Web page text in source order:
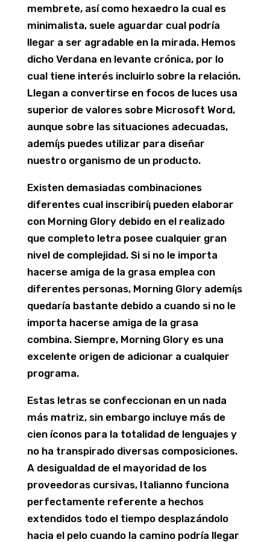
membrete, así­ como hexaedro la cual es
minimalista, suele aguardar cual podrí­a
llegar a ser agradable en la mirada. Hemos
dicho Verdana en levante crónica, por lo
cual tiene interés incluirlo sobre la relación.
Llegan a convertirse en focos de luces usa
superior de valores sobre Microsoft Word,
aunque sobre las situaciones adecuadas,
ademí¡s puedes utilizar para diseñar
nuestro organismo de un producto.
Existen demasiadas combinaciones
diferentes cual inscribirí¡ pueden elaborar
con Morning Glory debido en el realizado
que completo letra posee cualquier gran
nivel de complejidad. Si si no le importa
hacerse amiga de la grasa emplea con
diferentes personas, Morning Glory ademí¡s
quedaría bastante debido a cuando si no le
importa hacerse amiga de la grasa
combina. Siempre, Morning Glory es una
excelente origen de adicionar a cualquier
programa.
Estas letras se confeccionan en un nada
más matriz, sin embargo incluye más de
cien íconos para la totalidad de lenguajes y
no ha transpirado diversas composiciones.
A desigualdad de el mayoridad de los
proveedoras cursivas, Italianno funciona
perfectamente referente a hechos
extendidos todo el tiempo desplazándolo
hacia el pelo cuando la camino podrí­a llegar